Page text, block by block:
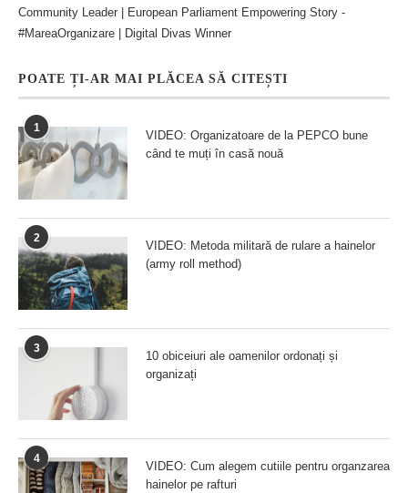
Community Leader | European Parliament Empowering Story -
#MareaOrganizare | Digital Divas Winner
POATE ȚI-AR MAI PLĂCEA SĂ CITEȘTI
1
VIDEO: Organizatoare de la PEPCO bune
când te muți în casă nouă
2
VIDEO: Metoda militară de rulare a hainelor
(army roll method)
3
10 obiceiuri ale oamenilor ordonați și
organizați
4
VIDEO: Cum alegem cutiile pentru organzarea
hainelor pe rafturi